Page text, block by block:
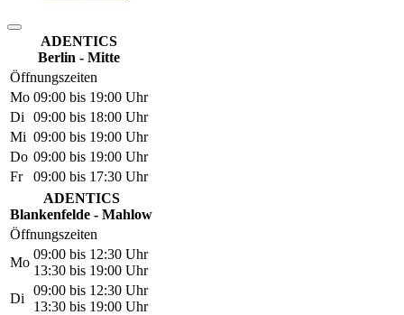
ADENTICS
Berlin - Mitte
Öffnungszeiten
Mo 09:00 bis 19:00 Uhr
Di
09:00 bis 18:00 Uhr
Mi 09:00 bis 19:00 Uhr
Do 09:00 bis 19:00 Uhr
Fr
09:00 bis 17:30 Uhr
ADENTICS
Blankenfelde - Mahlow
Öffnungszeiten
Mo
09:00 bis 12:30 Uhr
13:30 bis 19:00 Uhr
Di
09:00 bis 12:30 Uhr
13:30 bis 19:00 Uhr